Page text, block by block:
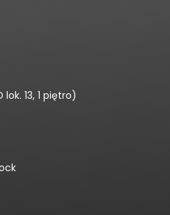
lok. 13, 1 piętro)